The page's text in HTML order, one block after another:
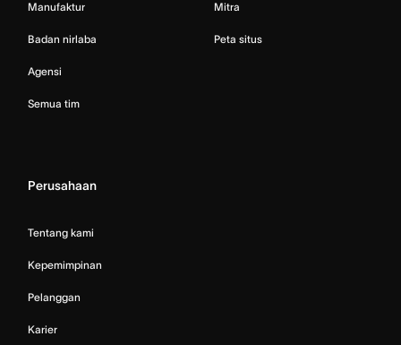
Manufaktur
Badan nirlaba
Agensi
Semua tim
Mitra
Peta situs
Perusahaan
Tentang kami
Kepemimpinan
Pelanggan
Karier